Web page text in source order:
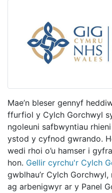
Mae’n bleser gennyf
ffurfiol y Cylch Gorchwyl
ngoleuni safbwyntiau
ystod y cyfnod gwrando.
wedi rhoi o’u hamser i
hon. Gellir cyrchu'r Cylch
gwblhau’r Cylch
ag arbenigwyr ar y Panel